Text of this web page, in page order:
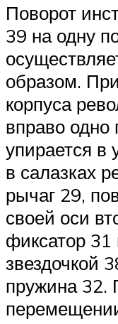
Поворот
39 на одну
образом.
корпуса
вправо одно
упирается в
в салазках
рычаг 29,
своей оси
фиксатор 31
звездочкой
пружина 32.